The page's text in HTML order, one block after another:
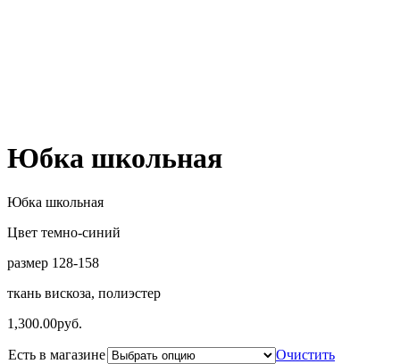
Юбка школьная
Юбка школьная
Цвет темно-синий
размер 128-158
ткань вискоза, полиэстер
1,300.00руб.
Есть в магазине Очистить